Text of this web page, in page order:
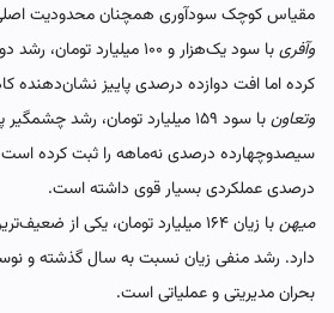
مقیاس کوچک سودآوری همچنان محدودیت
وآفری
با سود یک‌هزار و ۱۰۰ میلیارد
کرده اما افت دوازده درصدی پاییز
وتعاون
با سود ۱۵۹ میلیارد تومان، رشد
سیصد‌وچهارده درصدی نه‌ماهه را ثبت کرده
درصدی عملکردی بسیار قوی داشته است.
میهن
با زیان ۱۶۴ میلیارد تومان، یکی از
دارد. رشد منفی زیان نسبت به سال گذشته و
بحران مدیریتی و عملیاتی است.